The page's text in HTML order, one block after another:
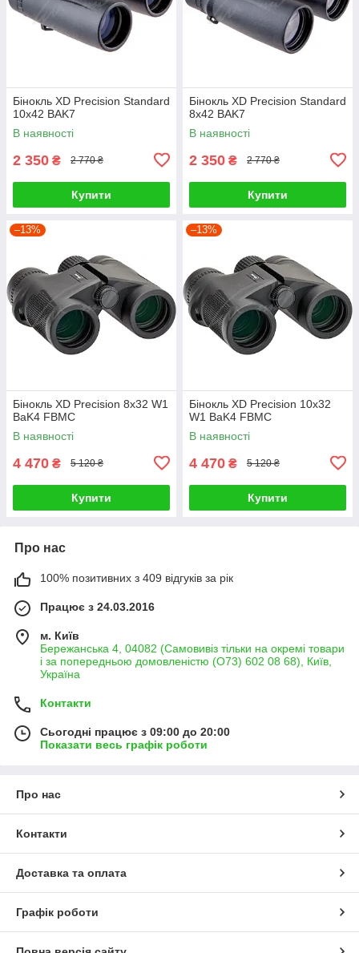
Бінокль XD Precision Standard
10х42 BAK7
В наявності
2 350 ₴ 2 770 ₴
Купити
Бінокль XD Precision Standard
8х42 BAK7
В наявності
2 350 ₴ 2 770 ₴
Купити
–13%
Бінокль XD Precision 8x32 W1
BaK4 FBMC
В наявності
4 470 ₴ 5 120 ₴
Купити
–13%
Бінокль XD Precision 10x32
W1 BaK4 FBMC
В наявності
4 470 ₴ 5 120 ₴
Купити
Про нас
100% позитивних з 409 відгуків за рік
Працює з 24.03.2016
м. Київ
Бережанська 4, 04082 (Самовивіз тільки на окремі товари
і за попередньою домовленістю (О73) 602 08 68), Київ,
Україна
Контакти
Сьогодні працює з 09:00 до 20:00
Показати весь графік роботи
Про нас
Контакти
Доставка та оплата
Графік роботи